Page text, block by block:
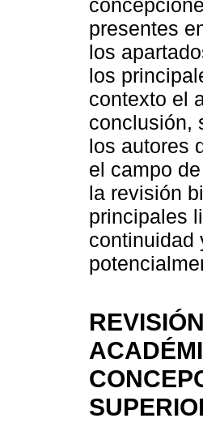
presentes
los
los
contexto el
conclusión,
los autores
el campo
la revisión
principales
continuidad